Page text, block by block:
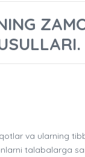
va ularning
talabalarga